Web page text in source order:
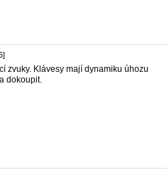
zvuky. Klávesy mají dynamiku úhozu
dokoupit.